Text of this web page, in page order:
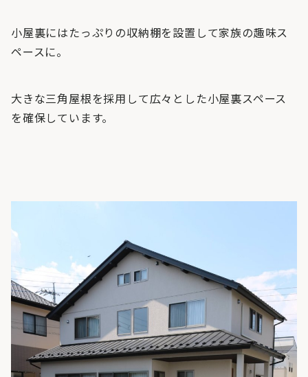
小屋裏にはたっぷりの収納棚を設置して家族の趣味ス
ペースに。
大きな三角屋根を採用して広々とした小屋裏スペース
を確保しています。